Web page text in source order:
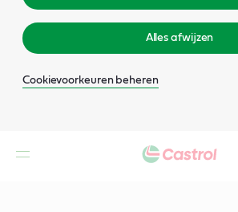
Alles afwijzen
Cookievoorkeuren beheren